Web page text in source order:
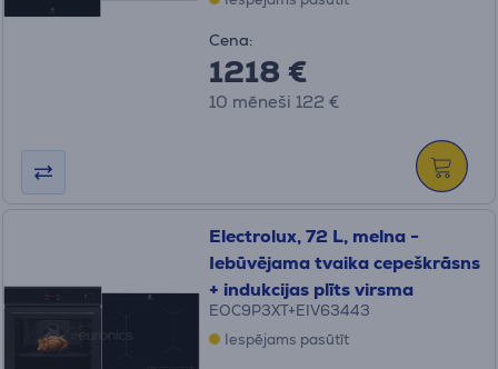
Cena:
1218 €
10 mēneši 122 €
Electrolux, 72 L, melna -
Iebūvējama tvaika cepeškrāsns
+ indukcijas plīts virsma
EOC9P3XT+EIV63443
Iespējams pasūtīt